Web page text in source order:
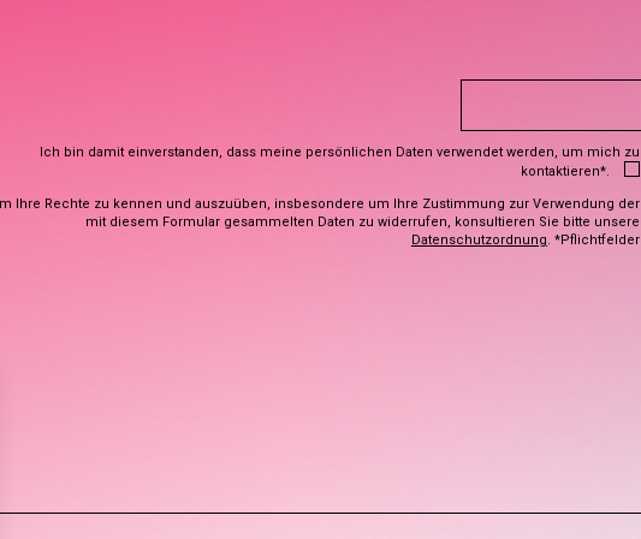
Ich bin damit einverstanden, dass meine persönlichen Daten verwendet werden, um mich zu
kontaktieren*.
Ihre Rechte zu kennen und auszuüben, insbesondere um Ihre Zustimmung zur Verwendung der
mit diesem Formular gesammelten Daten zu widerrufen, konsultieren Sie bitte unsere
Datenschutzordnung. *Pflichtfelder